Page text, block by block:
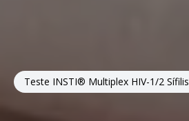
Teste INSTI® Multiplex HIV-1/2 Sífilis